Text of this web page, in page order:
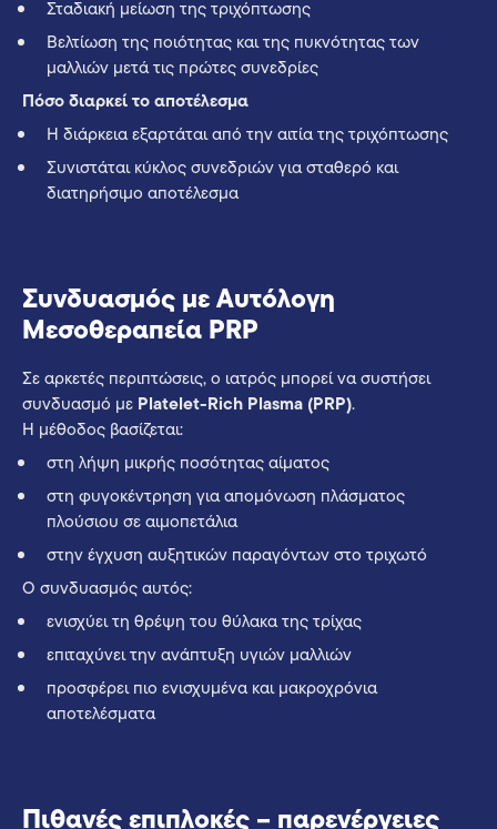
Σταδιακή μείωση της τριχόπτωσης
Βελτίωση της ποιότητας και της πυκνότητας των
μαλλιών μετά τις πρώτες συνεδρίες
Πόσο διαρκεί το αποτέλεσμα
Η διάρκεια εξαρτάται από την αιτία της τριχόπτωσης
Συνιστάται κύκλος συνεδριών για σταθερό και
διατηρήσιμο αποτέλεσμα
Συνδυασμός με Αυτόλογη
Μεσοθεραπεία PRP
Σε αρκετές περιπτώσεις, ο ιατρός μπορεί να συστήσει
συνδυασμό με Platelet-Rich Plasma (PRP).
Η μέθοδος βασίζεται:
στη λήψη μικρής ποσότητας αίματος
στη φυγοκέντρηση για απομόνωση πλάσματος
πλούσιου σε αιμοπετάλια
στην έγχυση αυξητικών παραγόντων στο τριχωτό
Ο συνδυασμός αυτός:
ενισχύει τη θρέψη του θύλακα της τρίχας
επιταχύνει την ανάπτυξη υγιών μαλλιών
προσφέρει πιο ενισχυμένα και μακροχρόνια
αποτελέσματα
Πιθανές επιπλοκές – παρενέργειες